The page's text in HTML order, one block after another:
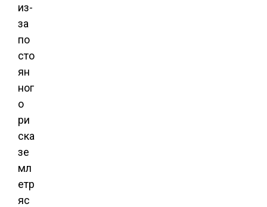
из-
за
по
сто
ян
ног
о
ри
ска
зе
мл
етр
яс